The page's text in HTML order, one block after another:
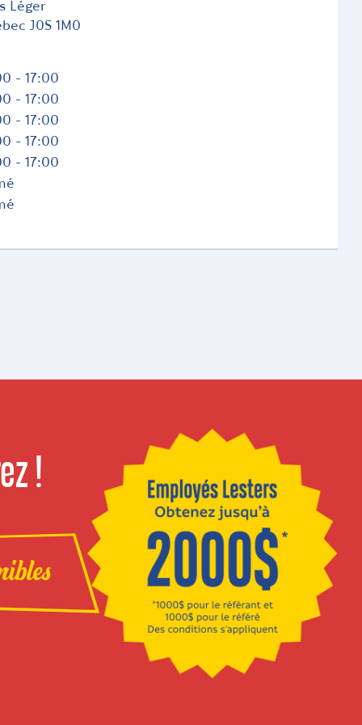
Léger
J0S 1M0
- 17:00
- 17:00
- 17:00
- 17:00
- 17:00
!